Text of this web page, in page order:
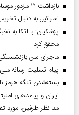
بازداشت ۲۱ مزدور موساد و ۴ شرور مسلح در استان کرمان
اسرائیل به دنبال
پزشکیان: با اتکا به
محقق کرد
ماجرای سن بازنشستگی ۵۵ و ۶۲ ساله
پیام تسلیت رسانه
بسته‌شدن تنگه هرمز
ایران و پیامد‌های
مد نظر طرفین، مورد